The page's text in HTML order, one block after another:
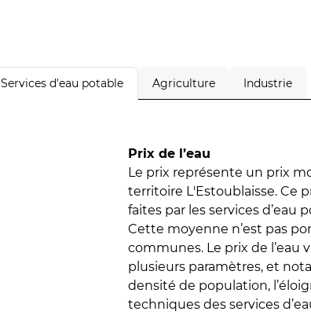
Services d'eau potable Agriculture Industrie
Prix de l’eau
Le prix représente un prix
territoire L'Estoublaisse. Ce
faites par les services d’eau
Cette moyenne n’est pas
communes. Le prix de l’eau
plusieurs paramètres, et
densité de population,
techniques des services